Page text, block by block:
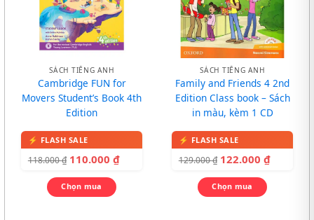
SÁCH TIẾNG ANH
Cambridge FUN for
Movers Student’s Book 4th
Edition
118.000₫ 110.000 ₫
Chọn mua
SÁCH TIẾNG ANH
Family and Friends 4 2nd
Edition Class book – Sách
in màu, kèm 1 CD
129.000₫ 122.000 ₫
Chọn mua